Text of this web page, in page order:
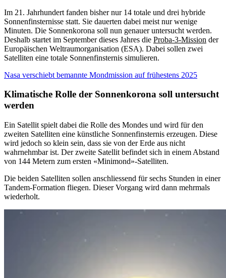
Im 21. Jahrhundert fanden bisher nur 14 totale und drei hybride
Sonnenfinsternisse statt. Sie dauerten dabei meist nur wenige
Minuten. Die Sonnenkorona soll nun genauer untersucht werden.
Deshalb startet im September dieses Jahres die Proba-3-Mission der
Europäischen Weltraumorganisation (ESA). Dabei sollen zwei
Satelliten eine totale Sonnenfinsternis simulieren.
Nasa verschiebt bemannte Mondmission auf frühestens 2025
Klimatische Rolle der Sonnenkorona soll untersucht
werden
Ein Satellit spielt dabei die Rolle des Mondes und wird für den
zweiten Satelliten eine künstliche Sonnenfinsternis erzeugen. Diese
wird jedoch so klein sein, dass sie von der Erde aus nicht
wahrnehmbar ist. Der zweite Satellit befindet sich in einem Abstand
von 144 Metern zum ersten «Minimond»-Satelliten.
Die beiden Satelliten sollen anschliessend für sechs Stunden in einer
Tandem-Formation fliegen. Dieser Vorgang wird dann mehrmals
wiederholt.